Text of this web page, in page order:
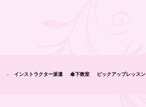
インストラクター派遣 傘下教室 ピックアップレッスン